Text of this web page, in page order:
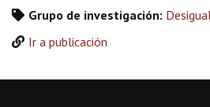
Grupo de investigación:
Ir a publicación